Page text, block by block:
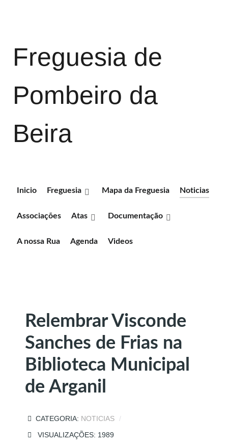
Freguesia de
Pombeiro da
Beira
Inicio Freguesia Mapa da Freguesia Noticias
Associações Atas Documentação
A nossa Rua Agenda Videos
Relembrar Visconde
Sanches de Frias na
Biblioteca Municipal
de Arganil
CATEGORIA: NOTICIAS
VISUALIZAÇÕES: 1989